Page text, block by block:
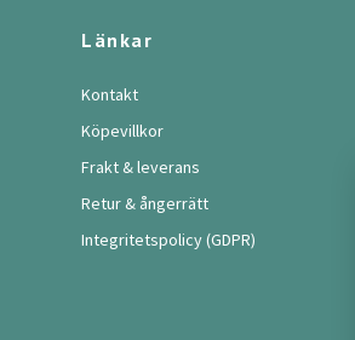
Länkar
Kontakt
Köpevillkor
Frakt & leverans
Retur & ångerrätt
Integritetspolicy (GDPR)